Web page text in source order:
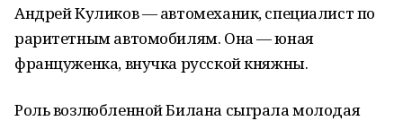
Андрей Куликов — автомеханик, специалист по
раритетным автомобилям. Она — юная
француженка, внучка русской княжны.
Роль возлюбленной Билана сыграла молодая